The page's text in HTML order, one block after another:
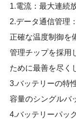
1.電流：最大連続
2.データ通信管理
正確な温度制御を
管理チップを採用
ために最善を尽く
3.バッテリーの特
容量のシングルバ
4.バッテリーパッ